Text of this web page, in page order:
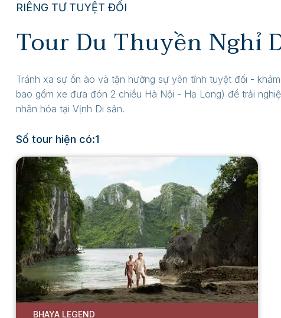
RIÊNG TƯ TUYỆT ĐỐI
Tour Du Thuyền Nghỉ
Tránh xa sự ồn ào và tận hưởng sự yên tĩnh tuyệt đối -
bao gồm xe đưa đón 2 chiều Hà Nội - Hạ Long) để trải
nhân hóa tại Vịnh Di sản.
Số tour hiện có:1
BHAYA LEGEND